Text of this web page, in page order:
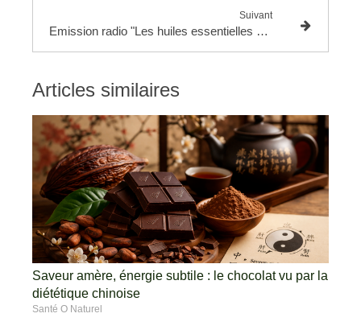
Suivant
Emission radio "Les huiles essentielles messagères"
Articles similaires
Saveur amère, énergie subtile : le chocolat vu par la
diététique chinoise
Santé O Naturel